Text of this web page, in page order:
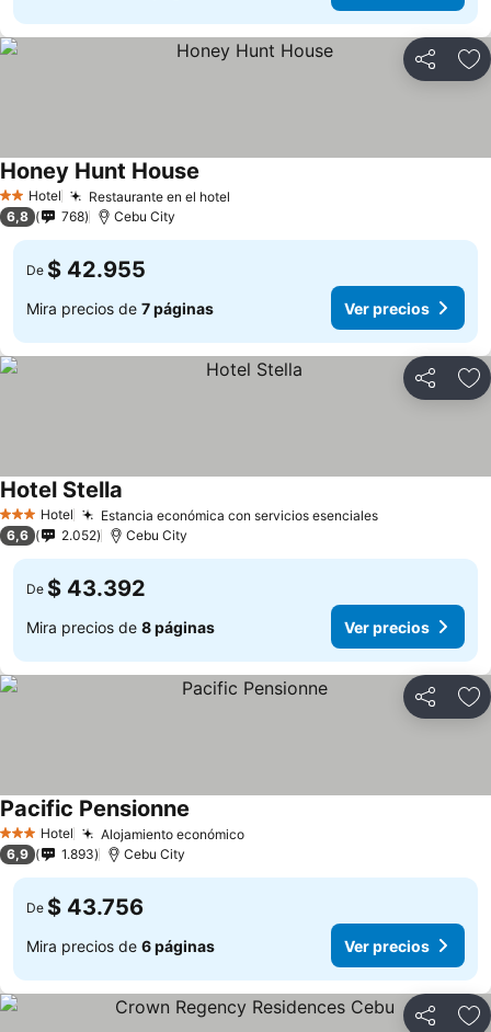
Compartir
2 Estrellas
Hotel Restaurante en el hotel
Honey Hunt House
6,8 768 Cebu City
De $ 42.955
Mira precios de 7 páginas Ver precios
Compartir
3 Estrellas
Hotel Estancia económica con servicios esenciales
Hotel Stella
6,6 2.052 Cebu City
De $ 43.392
Mira precios de 8 páginas Ver precios
Compartir
3 Estrellas
Hotel Alojamiento económico
Pacific Pensionne
6,9 1.893 Cebu City
De $ 43.756
Mira precios de 6 páginas Ver precios
Compartir